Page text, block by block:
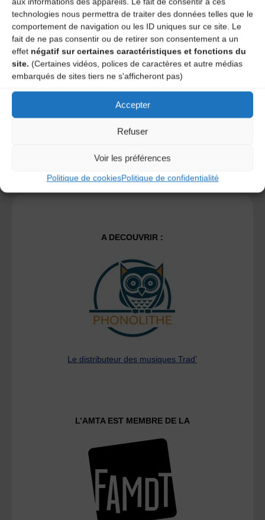
technologies nous permettra de traiter des données telles que le
comportement de navigation ou les ID uniques sur ce site. Le
fait de ne pas consentir ou de retirer son consentement a un
effet négatif sur certaines caractéristiques et fonctions du
site. (Certaines vidéos, polices de caractères et autre médias
embarqués de sites tiers ne s'afficheront pas)
Accepter
Refuser
Voir les préférences
Politique de cookiesPolitique de confidentialité
4 avril 2007
Lire l'article"Petits
Pagination
des
…
A DECOUVRIR :
Le distributeur des musiques Trad'
L’AMTA EST MEMBRE DE LA